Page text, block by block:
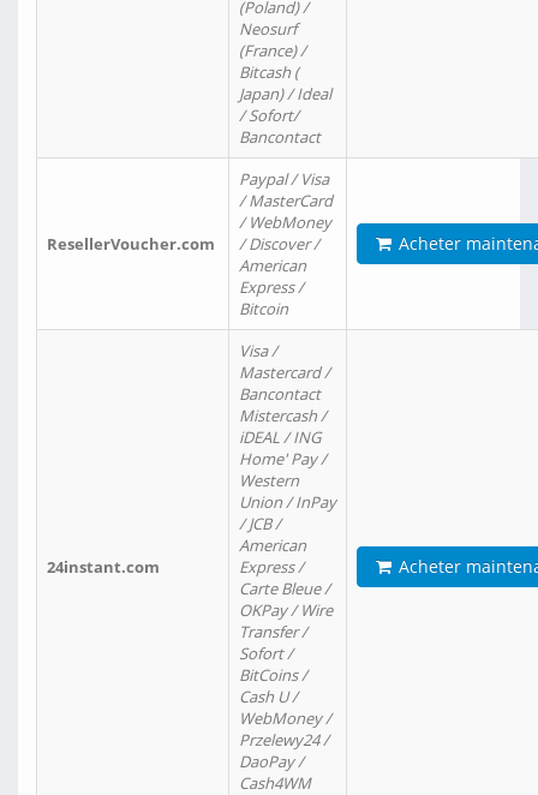
(Poland) /
Neosurf
(France) /
Bitcash (
Japan) / Ideal
/ Sofort/
Bancontact
ResellerVoucher.com
Paypal / Visa
/ MasterCard
/ WebMoney
/ Discover /
American
Express /
Bitcoin
Acheter
24instant.com
Visa /
Mastercard /
Bancontact
Mistercash /
iDEAL / ING
Home' Pay /
Western
Union / InPay
/ JCB /
American
Express /
Carte Bleue /
OKPay / Wire
Transfer /
Sofort /
BitCoins /
Cash U /
WebMoney /
Przelewy24 /
DaoPay /
Cash4WM
Acheter